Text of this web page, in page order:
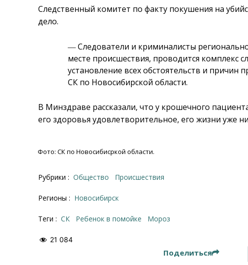
Следственный комитет по факту покушения на
дело.
― Следователи и криминалисты
месте происшествия, проводится комплекс
установление всех обстоятельств и
СК по Новосибирской области.
В Минздраве рассказали, что у крошечного
его здоровья удовлетворительное, его жизни уже
Фото: СК по Новосибисркой области.
Рубрики : Общество Происшествия
Регионы : Новосибирск
Теги : СК Ребенок в помойке мороз
21 084
Поделиться